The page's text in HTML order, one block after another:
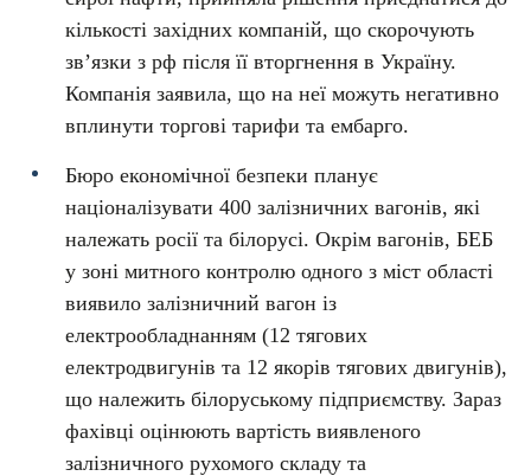
кількості західних компаній, що скорочують
зв’язки з рф після її вторгнення в Україну.
Компанія заявила, що на неї можуть негативно
вплинути торгові тарифи та ембарго.
Бюро економічної безпеки планує
націоналізувати 400 залізничних вагонів, які
належать росії та білорусі. Окрім вагонів, БЕБ
у зоні митного контролю одного з міст області
виявило залізничний вагон із
електрообладнанням (12 тягових
електродвигунів та 12 якорів тягових двигунів),
що належить білоруському підприємству. Зараз
фахівці оцінюють вартість виявленого
залізничного рухомого складу та